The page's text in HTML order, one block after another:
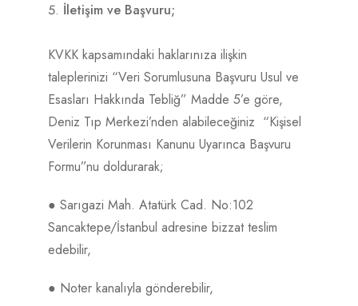
İletişim ve Başvuru;
KVKK kapsamındaki haklarınıza ilişkin
taleplerinizi “Veri Sorumlusuna Başvuru Usul ve
Esasları Hakkında Tebliğ” Madde 5’e göre,
Deniz Tıp Merkezi’nden alabileceğiniz “Kişisel
Verilerin Korunması Kanunu Uyarınca Başvuru
Formu”nu doldurarak;
● Sarıgazi Mah. Atatürk Cad. No:102
Sancaktepe/İstanbul adresine bizzat teslim
edebilir,
● Noter kanalıyla gönderebilir,